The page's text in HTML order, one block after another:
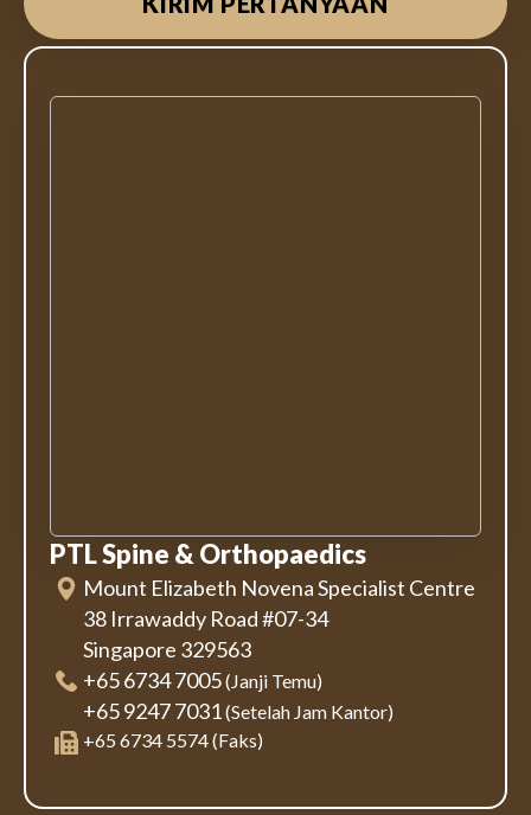
PTL Spine & Orthopaedics
Mount Elizabeth Novena Specialist Centre
38 Irrawaddy Road #07-34
Singapore 329563
+65 6734 7005(Janji Temu)
+65 9247 7031(Setelah Jam Kantor)
+65 6734 5574 (Faks)